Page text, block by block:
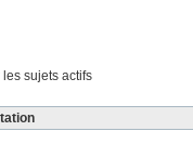
sujets actifs